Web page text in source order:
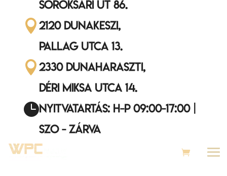
Soroksári út 86.
2120 Dunakeszi,
Pallag utca 13.
2330 Dunaharaszti,
Déri Miksa utca 14.
Nyitvatartás: H-P 09:00-17:00 |
Szo - ZÁRVA